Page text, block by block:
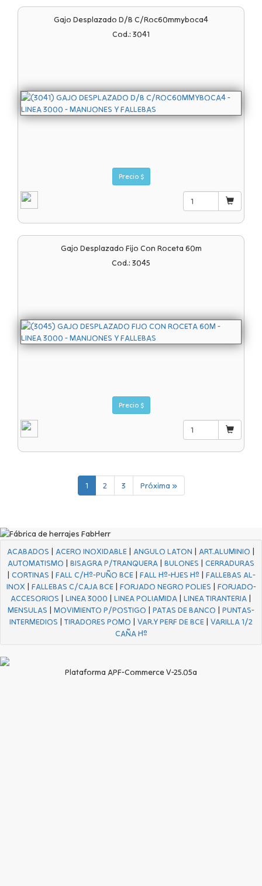
Gajo Desplazado D/b C/roc60mmyboca4
Cod.: 3041
Precio $
Gajo Desplazado Fijo Con Roceta 60m
Cod.: 3045
Precio $
1 2 3 Próxima »
ACABADOS | ACERO INOXIDABLE | ANGULO LATON | ART.ALUMINIO |
AUTOMATISMO | BISAGRA P/TRANQUERA | BULONES | CERRADURAS
| CORTINAS | FALL C/Hº-PUÑO BCE| FALL Hº-HJES Hº | FALLEBAS AL-
INOX | FALLEBAS C/CAJA BCE| FORJADO NEGRO POLIES | FORJADO-
ACCESORIOS | LINEA 3000 | LINEA POLIAMIDA | LINEA TIRANTERIA |
MENSULAS | MOVIMIENTO P/POSTIGO | PATAS DE BANCO | PUNTAS-
INTERMEDIOS | TIRADORES POMO | VAR.Y PERF DE BCE | VARILLA 1/2
CAÑA Hº
Plataforma APF-Commerce V-25.05a